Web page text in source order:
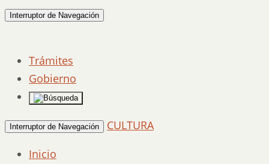
Interruptor de Navegación
Trámites
Gobierno
Interruptor de Navegación
CULTURA
Inicio